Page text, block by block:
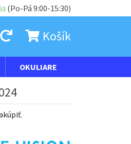
(Po-Pá 9:00-15:30)
Košík
OKULIARE